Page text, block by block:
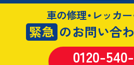
車の修理・レッカ
緊急 のお問い合
0120-